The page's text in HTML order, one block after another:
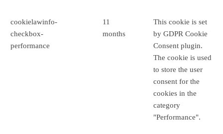
cookielawinfo-
checkbox-
performance
11
months
This cookie is set
by GDPR Cookie
Consent plugin.
The cookie is used
to store the user
consent for the
cookies in the
category
"Performance".